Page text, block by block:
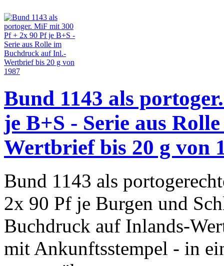
Bund 1143 als
je B+S - Serie aus
Wertbrief bis 20 g von
Bund 1143 als
2x 90 Pf je Burgen und
Buchdruck auf Inlands-
mit Ankunftsstempel - in